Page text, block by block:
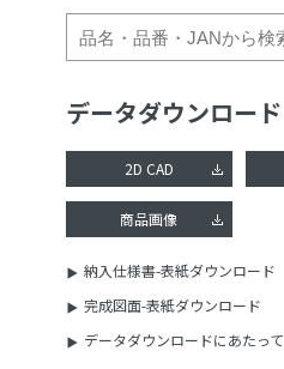
データダウンロード
2D CAD
商品画像
納入仕様書-表紙ダウンロード
完成図面-表紙ダウンロード
データダウンロードにあたって